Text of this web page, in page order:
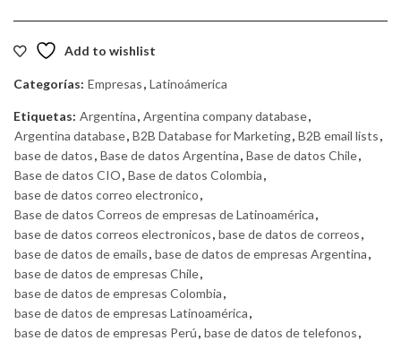
Add to wishlist
Categorías: Empresas, Latinoámerica
Etiquetas: Argentina, Argentina company database,
Argentina database, B2B Database for Marketing, B2B email lists,
base de datos, Base de datos Argentina, Base de datos Chile,
Base de datos CIO, Base de datos Colombia,
base de datos correo electronico,
Base de datos Correos de empresas de Latinoamérica,
base de datos correos electronicos, base de datos de correos,
base de datos de emails, base de datos de empresas Argentina,
base de datos de empresas Chile,
base de datos de empresas Colombia,
base de datos de empresas Latinoamérica,
base de datos de empresas Perú, base de datos de telefonos,